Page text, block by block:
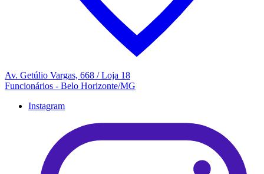
Av. Getúlio Vargas, 668 / Loja 18
Funcionários - Belo Horizonte/MG
Instagram